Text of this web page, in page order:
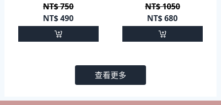
NT$ 750
NT$490
NT$ 1050
NT$680
查看更多